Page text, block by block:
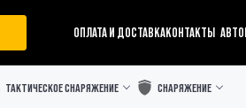
ОПЛАТА И ДОСТАВКАКОНТАКТЫ
ТАКТИЧЕСКОЕ СНАРЯЖЕНИЕ СНАРЯЖЕНИЕ